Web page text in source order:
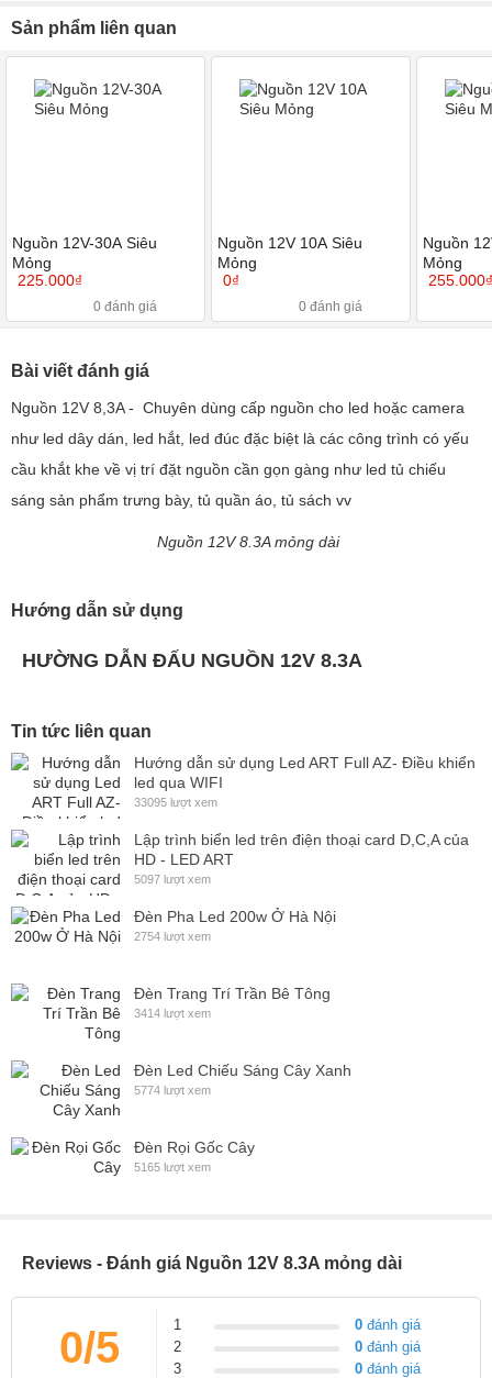
Sản phẩm liên quan
Nguồn 12V-30A Siêu
Mỏng
225.000₫
0 đánh giá
Nguồn 12V 10A Siêu
Mỏng
0₫
0 đánh giá
Nguồn
Mỏng
255.000₫
Bài viết đánh giá
Nguồn 12V 8,3A - Chuyên dùng cấp nguồn cho led hoặc camera
như led dây dán, led hắt, led đúc đặc biệt là các công trình có yếu
cầu khắt khe về vị trí đặt nguồn cần gọn gàng như led tủ chiếu
sáng sản phẩm trưng bày, tủ quần áo, tủ sách vv
Nguồn 12V 8.3A mỏng dài
Hướng dẫn sử dụng
HƯỜNG DẪN ĐẤU NGUỒN 12V 8.3A
Tin tức liên quan
Hướng dẫn sử dụng Led ART Full AZ- Điều khiển
led qua WIFI
33095 lượt xem
Lập trình biển led trên điện thoại card D,C,A của
HD - LED ART
5097 lượt xem
Đèn Pha Led 200w Ở Hà Nội
2754 lượt xem
Đèn Trang Trí Trần Bê Tông
3414 lượt xem
Đèn Led Chiếu Sáng Cây Xanh
5774 lượt xem
Đèn Rọi Gốc Cây
5165 lượt xem
Reviews - Đánh giá Nguồn 12V 8.3A mỏng dài
0/5 1 0 đánh giá
2
0 đánh giá
3
0 đánh giá